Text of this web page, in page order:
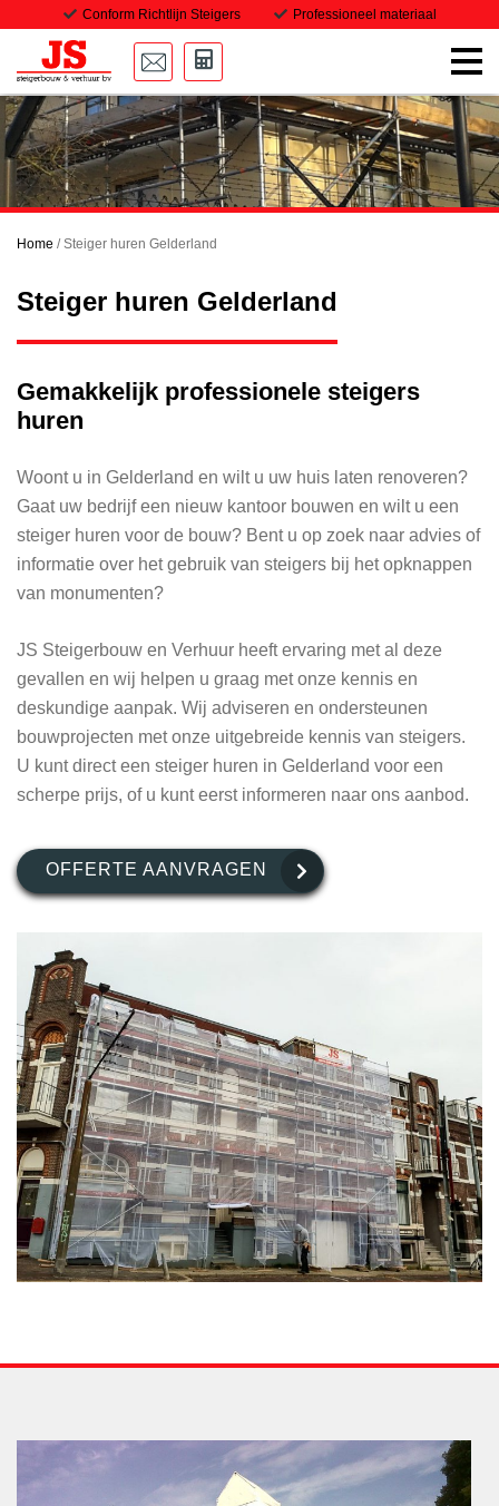
Home
Onze steigers
Transport
Downloads
Contact
Conform Richtlijn Steigers Professioneel materiaal
Home /Steiger huren Gelderland
Steiger huren Gelderland
Gemakkelijk professionele steigers
huren
Woont u in Gelderland en wilt u uw huis laten renoveren?
Gaat uw bedrijf een nieuw kantoor bouwen en wilt u een
steiger huren voor de bouw? Bent u op zoek naar advies of
informatie over het gebruik van steigers bij het opknappen
van monumenten?
JS Steigerbouw en Verhuur heeft ervaring met al deze
gevallen en wij helpen u graag met onze kennis en
deskundige aanpak. Wij adviseren en ondersteunen
bouwprojecten met onze uitgebreide kennis van steigers.
U kunt direct een steiger huren in Gelderland voor een
scherpe prijs, of u kunt eerst informeren naar ons aanbod.
OFFERTE AANVRAGEN